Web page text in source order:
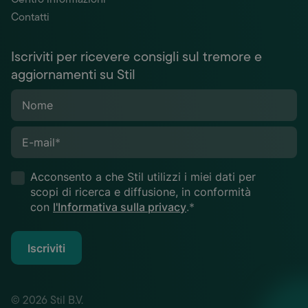
Contatti
Iscriviti per ricevere consigli sul tremore e
aggiornamenti su Stil
Nome
E-mail*
Acconsento a che Stil utilizzi i miei dati per
scopi di ricerca e diffusione, in conformità
con l'Informativa sulla privacy.*
Iscriviti
© 2026 Stil B.V.